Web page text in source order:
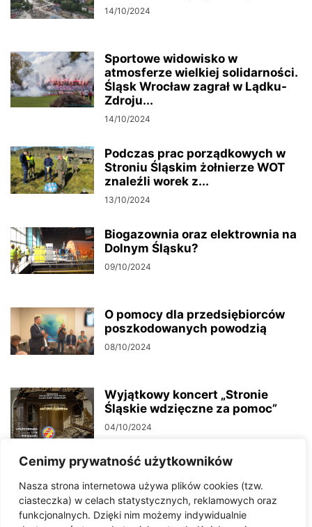
Cenimy prywatność użytkowników
Nasza strona internetowa używa plików cookies (tzw.
ciasteczka) w celach statystycznych, reklamowych oraz
funkcjonalnych. Dzięki nim możemy indywidualnie
14/10/2024
Sportowe widowisko w
atmosferze wielkiej solidarności.
Śląsk Wrocław zagrał w Lądku-
Zdroju...
14/10/2024
Podczas prac porządkowych w
Stroniu Śląskim żołnierze WOT
znaleźli worek z...
13/10/2024
Biogazownia oraz elektrownia na
Dolnym Śląsku?
09/10/2024
O pomocy dla przedsiębiorców
poszkodowanych powodzią
08/10/2024
Wyjątkowy koncert „Stronie
Śląskie wdzięczne za pomoc”
04/10/2024
dotkniętych przez powódź
gminach powiatu kłodzkiego
04/10/2024